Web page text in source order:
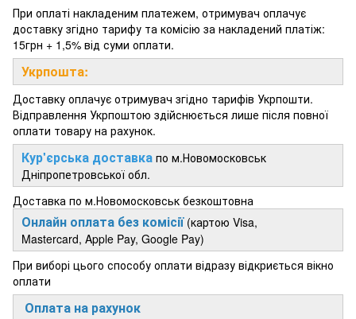
При оплаті накладеним платежем, отримувач оплачує
доставку згідно тарифу та комісію за накладений платіж:
15грн + 1,5% від суми оплати.
Укрпошта:
Доставку оплачує отримувач згідно тарифів Укрпошти.
Відправлення Укрпоштою здійснюється лише після повної
оплати товару на рахунок.
Кур'єрська доставка по м.Новомосковськ
Дніпропетровської обл.
Доставка по м.Новомосковськ безкоштовна
Онлайн оплата без комісії(картою Visa,
Mastercard, Apple Pay, Google Pay)
При виборі цього способу оплати відразу відкриється вікно
оплати
Оплата на рахунок